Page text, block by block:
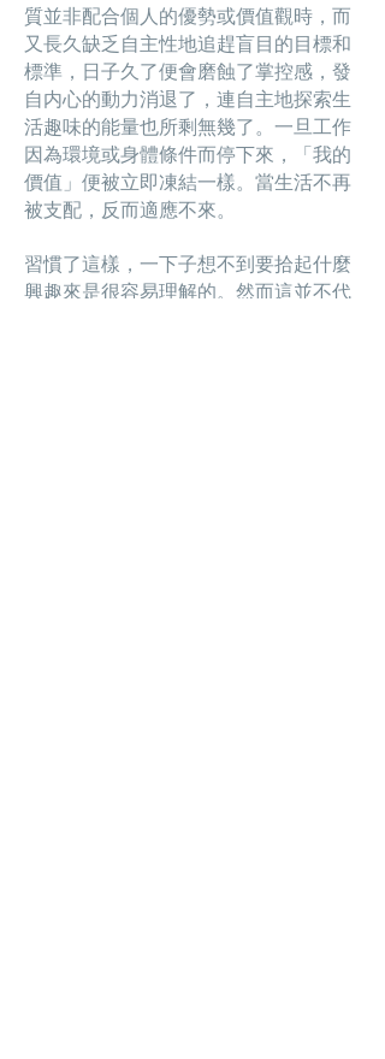
質並非配合個人的優勢或價值觀時，而
又長久缺乏自主性地追趕盲目的目標和
標準，日子久了便會磨蝕了掌控感，發
自内心的動力消退了，連自主地探索生
活趣味的能量也所剩無幾了。一旦工作
因為環境或身體條件而停下來，「我的
價值」便被立即凍結一樣。當生活不再
被支配，反而適應不來。
習慣了這樣，一下子想不到要拾起什麼
興趣來是很容易理解的。然而這並不代